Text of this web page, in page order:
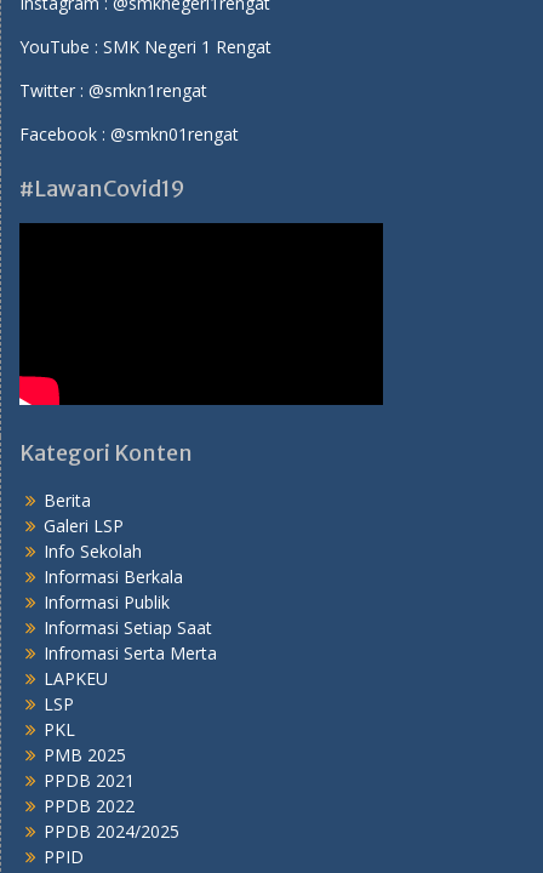
YouTube : SMK Negeri 1 Rengat
Twitter : @smkn1rengat
Facebook : @smkn01rengat
#LawanCovid19
Kategori Konten
Berita
Galeri LSP
Info Sekolah
Informasi Berkala
Informasi Publik
Informasi Setiap Saat
Infromasi Serta Merta
LAPKEU
LSP
PKL
PMB 2025
PPDB 2021
PPDB 2022
PPDB 2024/2025
PPID